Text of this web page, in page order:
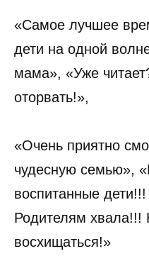
«Самое лучшее
дети на одной
мама», «Уже
оторвать!»,
«Очень приятно
чудесную семью»,
воспитанные
Родителям хвала!!!
восхищаться!»